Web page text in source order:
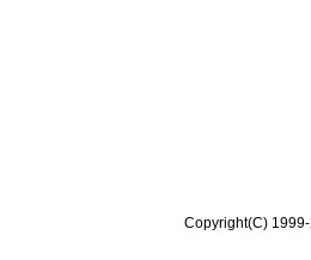
Copyright(C)